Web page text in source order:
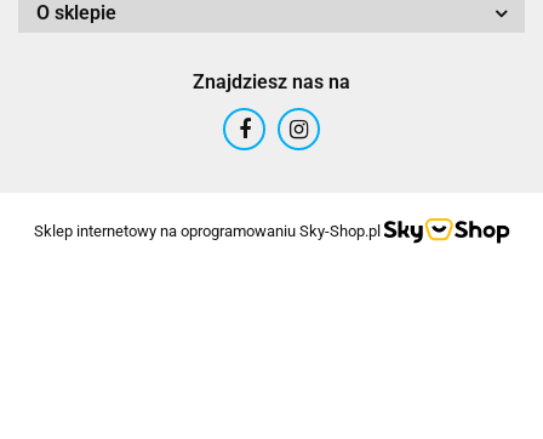
O sklepie
Znajdziesz nas na
Sklep internetowy na oprogramowaniu Sky-Shop.pl